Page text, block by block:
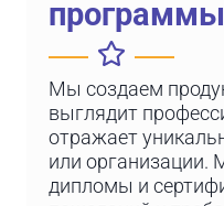
программы
Мы создаем
выглядит
отражает
или
дипломы и